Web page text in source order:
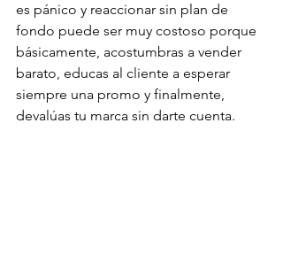
es pánico y reaccionar sin plan de
fondo puede ser muy costoso porque
básicamente, acostumbras a vender
barato, educas al cliente a esperar
siempre una promo y finalmente,
devalúas tu marca sin darte cuenta.